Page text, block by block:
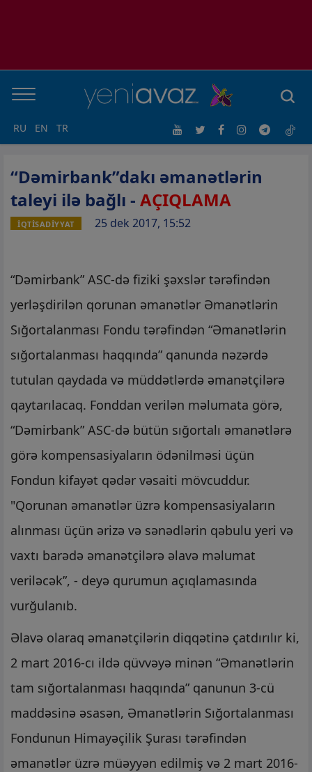
RU EN TR
“Dəmirbank”dakı əmanətlərin
taleyi ilə bağlı - AÇIQLAMA
İQTİSADİYYAT 25 dek 2017, 15:52
“Dəmirbank” ASC-də fiziki şəxslər tərəfindən
yerləşdirilən qorunan əmanətlər Əmanətlərin
Sığortalanması Fondu tərəfindən “Əmanətlərin
sığortalanması haqqında” qanunda nəzərdə
tutulan qaydada və müddətlərdə əmanətçilərə
qaytarılacaq. Fonddan verilən məlumata görə,
“Dəmirbank” ASC-də bütün sığortalı əmanətlərə
görə kompensasiyaların ödənilməsi üçün
Fondun kifayət qədər vəsaiti mövcuddur.
"Qorunan əmanətlər üzrə kompensasiyaların
alınması üçün ərizə və sənədlərin qəbulu yeri və
vaxtı barədə əmanətçilərə əlavə məlumat
veriləcək”, - deyə qurumun açıqlamasında
vurğulanıb.
Əlavə olaraq əmanətçilərin diqqətinə çatdırılır ki,
2 mart 2016-cı ildə qüvvəyə minən “Əmanətlərin
tam sığortalanması haqqında” qanunun 3-cü
maddəsinə əsasən, Əmanətlərin Sığortalanması
Fondunun Himayəçilik Şurası tərəfindən
əmanətlər üzrə müəyyən edilmiş və 2 mart 2016-